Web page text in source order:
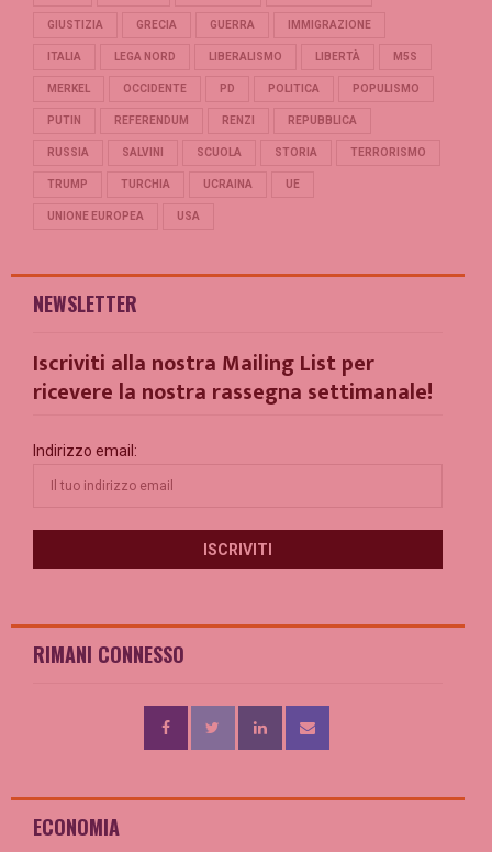
GIUSTIZIA GRECIA GUERRA IMMIGRAZIONE
ITALIA LEGA NORD LIBERALISMO LIBERTÀ M5S
MERKEL OCCIDENTE PD POLITICA POPULISMO
PUTIN REFERENDUM RENZI REPUBBLICA
RUSSIA SALVINI SCUOLA STORIA TERRORISMO
TRUMP TURCHIA UCRAINA UE
UNIONE EUROPEA USA
NEWSLETTER
Iscriviti alla nostra Mailing List per
ricevere la nostra rassegna settimanale!
Indirizzo email:
RIMANI CONNESSO
ECONOMIA